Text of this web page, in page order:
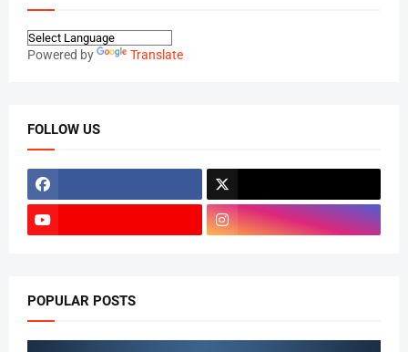
Powered by Translate
FOLLOW US
POPULAR POSTS